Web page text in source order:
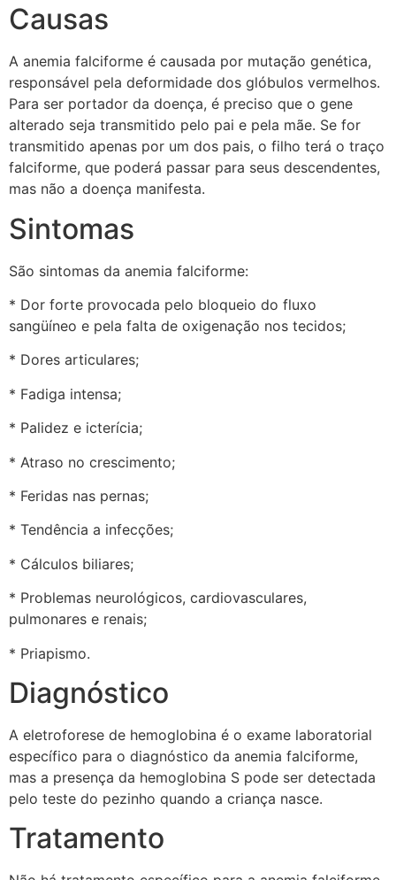
Causas
A anemia falciforme é causada por mutação genética,
responsável pela deformidade dos glóbulos vermelhos.
Para ser portador da doença, é preciso que o gene
alterado seja transmitido pelo pai e pela mãe. Se for
transmitido apenas por um dos pais, o filho terá o traço
falciforme, que poderá passar para seus descendentes,
mas não a doença manifesta.
Sintomas
São sintomas da anemia falciforme:
* Dor forte provocada pelo bloqueio do fluxo
sangüíneo e pela falta de oxigenação nos tecidos;
* Dores articulares;
* Fadiga intensa;
* Palidez e icterícia;
* Atraso no crescimento;
* Feridas nas pernas;
* Tendência a infecções;
* Cálculos biliares;
* Problemas neurológicos, cardiovasculares,
pulmonares e renais;
* Priapismo.
Diagnóstico
A eletroforese de hemoglobina é o exame laboratorial
específico para o diagnóstico da anemia falciforme,
mas a presença da hemoglobina S pode ser detectada
pelo teste do pezinho quando a criança nasce.
Tratamento